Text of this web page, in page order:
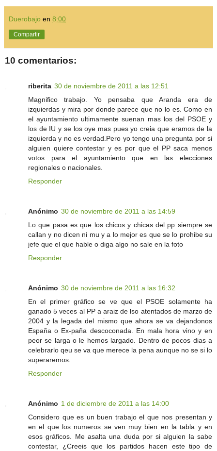
Duerobajo en 8:00
Compartir
10 comentarios:
riberita 30 de noviembre de 2011 a las 12:51
Magnifico trabajo. Yo pensaba que Aranda era de
izquierdas y mira por donde parece que no lo es. Como en
el ayuntamiento ultimamente suenan mas los del PSOE y
los de IU y se los oye mas pues yo creia que eramos de la
izquierda y no es verdad.Pero yo tengo una pregunta por si
alguien quiere contestar y es por que el PP saca menos
votos para el ayuntamiento que en las elecciones
regionales o nacionales.
Responder
Anónimo 30 de noviembre de 2011 a las 14:59
Lo que pasa es que los chicos y chicas del pp siempre se
callan y no dicen ni mu y a lo mejor es que se lo prohibe su
jefe que el que hable o diga algo no sale en la foto
Responder
Anónimo 30 de noviembre de 2011 a las 16:32
En el primer gráfico se ve que el PSOE solamente ha
ganado 5 veces al PP a araiz de lso atentados de marzo de
2004 y la legada del mismo que ahora se va dejandonos
España o Ex-paña descoconada. En mala hora vino y en
peor se larga o le hemos largado. Dentro de pocos dias a
celebrarlo qeu se va que merece la pena aunque no se si lo
superaremos.
Responder
Anónimo 1 de diciembre de 2011 a las 14:00
Considero que es un buen trabajo el que nos presentan y
en el que los numeros se ven muy bien en la tabla y en
esos gráficos. Me asalta una duda por si alguien la sabe
contestar, ¿Creeis que los partidos hacen este tipo de